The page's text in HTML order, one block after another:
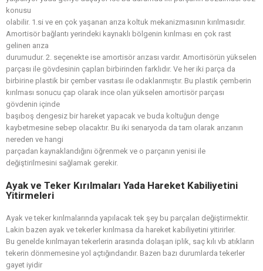
konusu
olabilir. 1.si ve en çok yaşanan arıza koltuk mekanizmasının kırılmasıdır.
Amortisör bağlantı yerindeki kaynaklı bölgenin kırılması en çok rast
gelinen arıza
durumudur. 2. seçenekte ise amortisör arızası vardır. Amortisörün yükselen
parçası ile gövdesinin çapları birbirinden farklıdır. Ve her iki parça da
birbirine plastik bir çember vasıtası ile odaklanmıştır. Bu plastik çemberin
kırılması sonucu çap olarak ince olan yükselen amortisör parçası
gövdenin içinde
başıboş dengesiz bir hareket yapacak ve buda koltuğun denge
kaybetmesine sebep olacaktır. Bu iki senaryoda da tam olarak arızanın
nereden ve hangi
parçadan kaynaklandığını öğrenmek ve o parçanın yenisi ile
değiştirilmesini sağlamak gerekir.
Ayak ve Teker Kırılmaları Yada Hareket Kabiliyetini
Yitirmeleri
Ayak ve teker kırılmalarında yapılacak tek şey bu parçaları değiştirmektir.
Lakin bazen ayak ve tekerler kırılmasa da hareket kabiliyetini yitirirler.
Bu genelde kırılmayan tekerlerin arasında dolaşan iplik, saç kılı vb atıkların
tekerin dönmemesine yol açtığındandır. Bazen bazı durumlarda tekerler
gayet iyidir